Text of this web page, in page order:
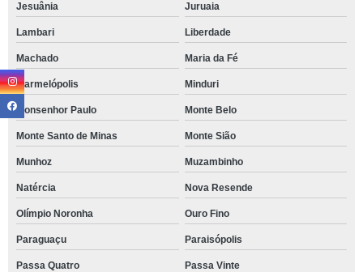
Jesuânia Juruaia
Lambari Liberdade
Machado Maria da Fé
Marmelópolis Minduri
Monsenhor Paulo Monte Belo
Monte Santo de Minas Monte Sião
Munhoz Muzambinho
Natércia Nova Resende
Olímpio Noronha Ouro Fino
Paraguaçu Paraisópolis
Passa Quatro Passa Vinte